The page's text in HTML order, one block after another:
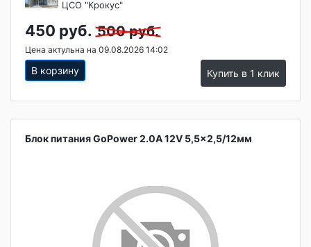
ЦСО "Крокус"
450 руб. 500 руб.
Цена актульна на 09.08.2026 14:02
В корзину Купить в 1 клик
Блок питания GoPower 2.0A 12V 5,5x2,5/12мм